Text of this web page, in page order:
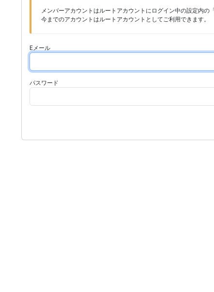
メンバーアカウントはルートアカウントにログイン中の設定内の
今までのアカウントはルートアカウントとしてご利用できます。
Eメール
パスワード